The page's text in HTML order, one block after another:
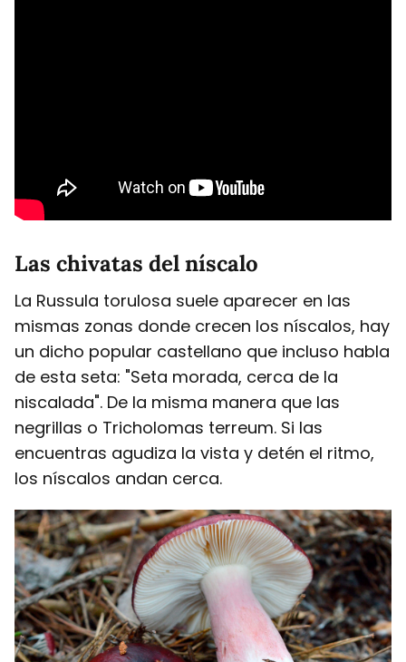
Las chivatas del níscalo
La Russula torulosa suele aparecer en las
mismas zonas donde crecen los níscalos, hay
un dicho popular castellano que incluso habla
de esta seta: "Seta morada, cerca de la
niscalada". De la misma manera que las
negrillas o Tricholomas terreum. Si las
encuentras agudiza la vista y detén el ritmo,
los níscalos andan cerca.